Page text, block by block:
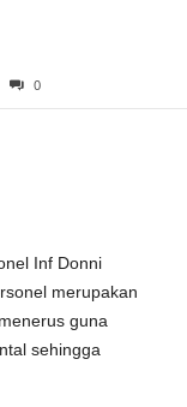
0
Inf Donni
merupakan
guna
sehingga